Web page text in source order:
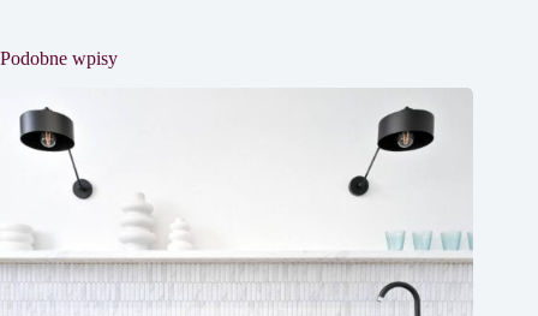
Podobne wpisy